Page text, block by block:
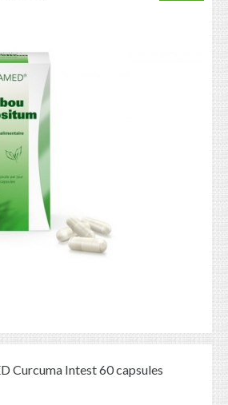
Curcuma Intest 60 capsules